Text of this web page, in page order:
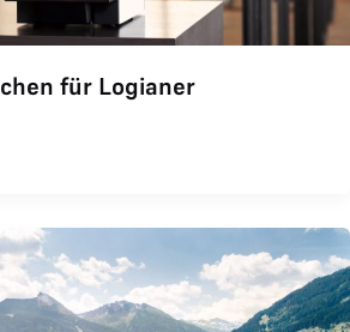
für Logianer
THE LOGE